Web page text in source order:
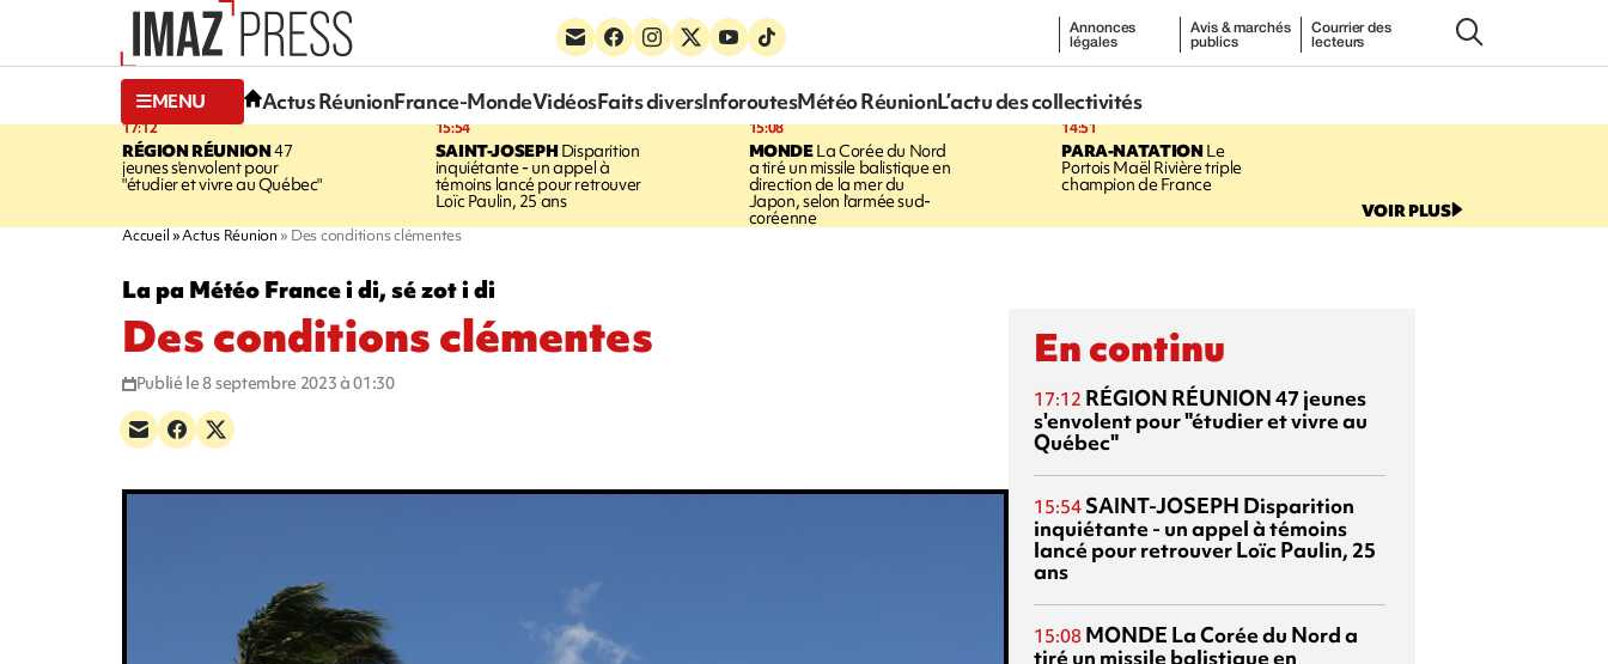
Annonces
légales
Avis & marchés
publics
Courrier des
lecteurs
MENU Actus RéunionFrance-MondeVidéosFaits diversInforoutesMétéo RéunionL’actu des collectivités
17:12
RÉGION RÉUNION47
jeunes s'envolent pour
"étudier et vivre au Québec"
15:54
SAINT-JOSEPHDisparition
inquiétante - un appel à
témoins lancé pour retrouver
Loïc Paulin, 25 ans
15:08
MONDELa Corée du Nord
a tiré un missile balistique en
direction de la mer du
Japon, selon l'armée sud-
coréenne
14:51
PARA-NATATIONLe
Portois Maël Rivière triple
champion de France
VOIR PLUS
Accueil Actus Réunion Des conditions clémentes
La pa Météo France i di, sé zot i di
Des conditions clémentes
Publié le 8 septembre 2023 à 01:30
En continu
17:12 RÉGION RÉUNION47 jeunes
s'envolent pour "étudier et vivre au
Québec"
15:54 SAINT-JOSEPH Disparition
inquiétante - un appel à témoins
lancé pour retrouver Loïc Paulin, 25
ans
15:08 MONDE La Corée du Nord a
tiré un missile balistique en